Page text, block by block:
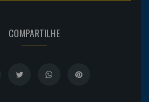
COMPARTILHE